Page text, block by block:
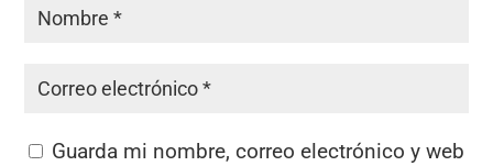
Guarda mi nombre, correo electrónico y web